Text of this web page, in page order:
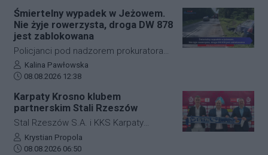
wprowadzono czasową organizację
ruchu.
zdarzenie drogowe w miejscowości
Przysieki doprowadziło do utrudnień na
drodze krajowej nr 28. Na miejscu
natychmiast pojawiła się policja, która
wprowadziła zmianę w organizacji
ruchu, by zabezpieczyć teren i uniknąć
Śmiertelny wypadek w Jeżowem.
Nie żyje rowerzysta, droga DW 878
jest zablokowana
Policjanci pod nadzorem prokuratora
ustalają szczegółowe okoliczności
tragicznego wypadku, do którego
doszło dzisiaj rano w miejscowości
Jeżowe w powiecie niżańskim. W
wyniku zderzenia samochodu
osobowego z rowerzystą, śmierć na
miejscu poniósł kierujący jednośladem.
Autor artykułu:
Kalina Pawłowska
Data dodania artykułu:
08.08.2026 12:38
Karpaty Krosno klubem
partnerskim Stali Rzeszów
Stal Rzeszów S.A. i KKS Karpaty
Krosno rozpoczęły oficjalną
współpracę. Kluby podpisały
Autor artykułu:
Krystian Propola
Data dodania artykułu:
08.08.2026 06:50